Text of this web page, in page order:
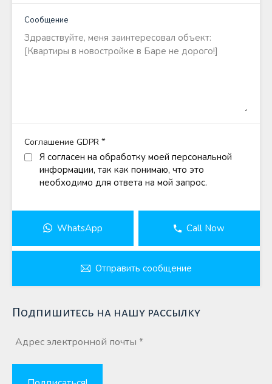
Сообщение
Соглашение GDPR *
Я согласен на обработку моей персональной
информации, так как понимаю, что это
необходимо для ответа на мой запрос.
WhatsApp Call Now
Отправить сообщение
Подпишитесь на нашу рассылку